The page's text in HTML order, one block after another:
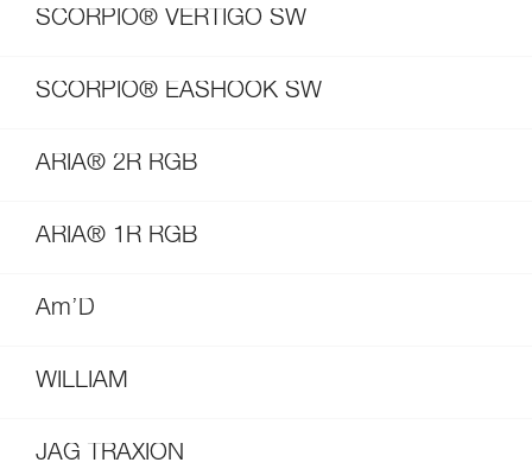
SCORPIO® VERTIGO SW
SCORPIO® EASHOOK SW
ARIA® 2R RGB
ARIA® 1R RGB
Am’D
WILLIAM
JAG TRAXION